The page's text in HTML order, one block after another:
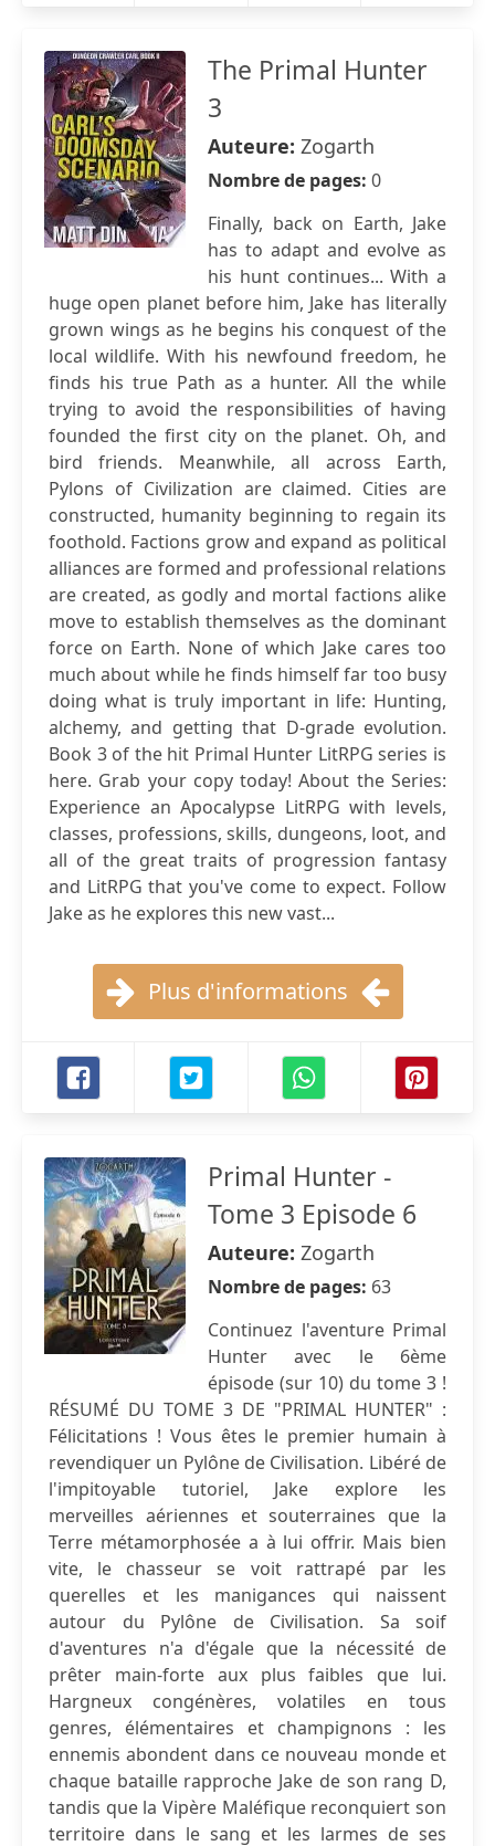
The Primal Hunter
3
Auteure: Zogarth
Nombre de pages: 0
Finally, back on Earth, Jake
has to adapt and evolve as
his hunt continues... With a
huge open planet before him, Jake has literally
grown wings as he begins his conquest of the
local wildlife. With his newfound freedom, he
finds his true Path as a hunter. All the while
trying to avoid the responsibilities of having
founded the first city on the planet. Oh, and
bird friends. Meanwhile, all across Earth,
Pylons of Civilization are claimed. Cities are
constructed, humanity beginning to regain its
foothold. Factions grow and expand as political
alliances are formed and professional relations
are created, as godly and mortal factions alike
move to establish themselves as the dominant
force on Earth. None of which Jake cares too
much about while he finds himself far too busy
doing what is truly important in life: Hunting,
alchemy, and getting that D-grade evolution.
Book 3 of the hit Primal Hunter LitRPG series is
here. Grab your copy today! About the Series:
Experience an Apocalypse LitRPG with levels,
classes, professions, skills, dungeons, loot, and
all of the great traits of progression fantasy
and LitRPG that you've come to expect. Follow
Jake as he explores this new vast...
Plus d'informations
Primal Hunter -
Tome 3 Episode 6
Auteure: Zogarth
Nombre de pages: 63
Continuez l'aventure Primal
Hunter avec le 6ème
épisode (sur 10) du tome 3 !
RÉSUMÉ DU TOME 3 DE "PRIMAL HUNTER" :
Félicitations ! Vous êtes le premier humain à
revendiquer un Pylône de Civilisation. Libéré de
l'impitoyable tutoriel, Jake explore les
merveilles aériennes et souterraines que la
Terre métamorphosée a à lui offrir. Mais bien
vite, le chasseur se voit rattrapé par les
querelles et les manigances qui naissent
autour du Pylône de Civilisation. Sa soif
d'aventures n'a d'égale que la nécessité de
prêter main-forte aux plus faibles que lui.
Hargneux congénères, volatiles en tous
genres, élémentaires et champignons : les
ennemis abondent dans ce nouveau monde et
chaque bataille rapproche Jake de son rang D,
tandis que la Vipère Maléfique reconquiert son
territoire dans le sang et les larmes de ses